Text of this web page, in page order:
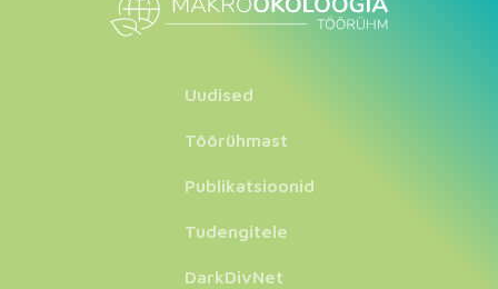
Uudised
Töörühmast
Publikatsioonid
Tudengitele
DarkDivNet